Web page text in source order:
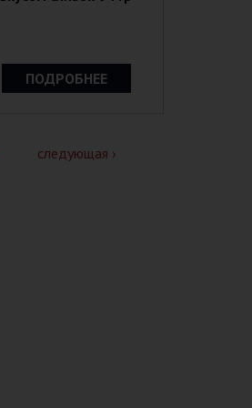
ПОДРОБНЕЕ
следующая ›